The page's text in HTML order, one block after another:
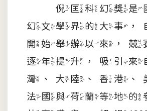
倪匡科幻獎是
幻文學界的大事，
開始舉辦以來，競
逐年提升，吸引來
灣、大陸、香港、
法國與荷蘭等地的